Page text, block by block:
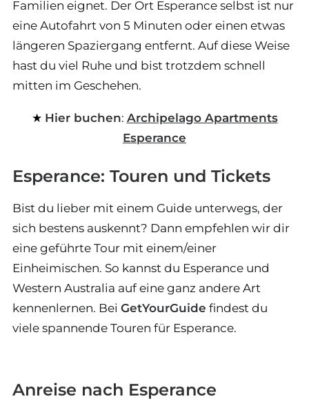
Familien eignet. Der Ort Esperance selbst ist nur
eine Autofahrt von 5 Minuten oder einen etwas
längeren Spaziergang entfernt. Auf diese Weise
hast du viel Ruhe und bist trotzdem schnell
mitten im Geschehen.
Hier buchen: Archipelago Apartments
Esperance
Esperance: Touren und Tickets
Bist du lieber mit einem Guide unterwegs, der
sich bestens auskennt? Dann empfehlen wir dir
eine geführte Tour mit einem/einer
Einheimischen. So kannst du Esperance und
Western Australia auf eine ganz andere Art
kennenlernen. Bei GetYourGuide findest du
viele spannende Touren für Esperance.
Anreise nach Esperance